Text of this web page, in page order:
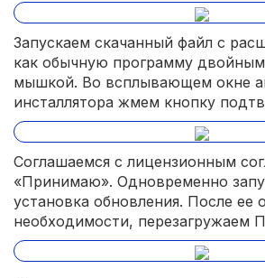
Запускаем скачанный файл с
как обычную программу
мышкой. Во всплывающем окне
инсталлятора жмем кнопку
Соглашаемся с лицензионным
«Принимаю». Одновременно
установка обновления. После ее
необходимости, перезагружаем